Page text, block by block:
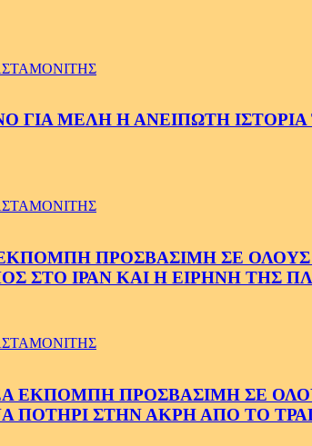
ΜΕΛΗ Η ΑΝΕΙΠΩΤΗ
ΠΡΟΣΒΑΣΙΜΗ ΣΕ ΟΛΟΥΣ
ΣΤΟ ΙΡΑΝ ΚΑΙ Η ΕΙΡΗΝΗ ΤΗΣ
ΠΡΟΣΒΑΣΙΜΗ ΣΕ
ΠΟΤΗΡΙ ΣΤΗΝ ΑΚΡΗ ΑΠΟ ΤΟ